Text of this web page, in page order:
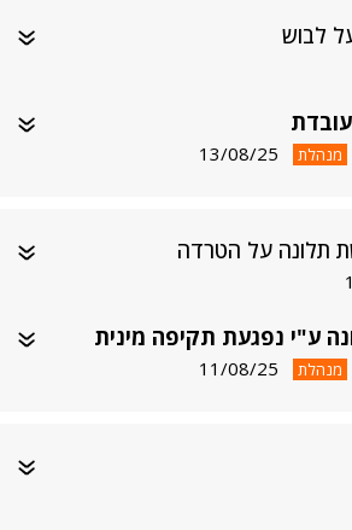
לבוש
מנהלת 13/08/25
תלונה על הטרדה
ע"י נפגעת תקיפה מינית
מנהלת 11/08/25